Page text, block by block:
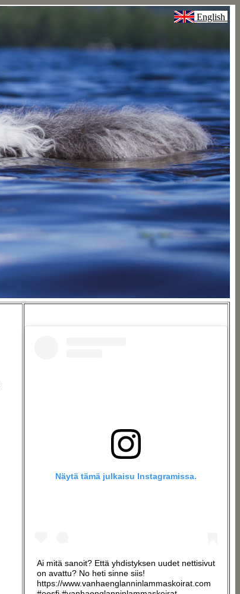
English
Näytä tämä julkaisu Instagramissa.
Ai mitä sanoit? Että yhdistyksen uudet nettisivut
on avattu? No heti sinne siis!
https://www.vanhaenglanninlammaskoirat.com